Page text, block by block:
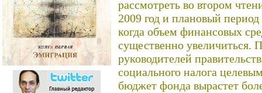
рассмотреть во втором
2009 год и плановый
когда объем финансовых
существенно увеличиться.
руководителей
социального налога
бюджет фонда вырастет